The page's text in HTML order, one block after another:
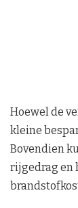
Hoewel de
kleine
Bovendien
rijgedrag en